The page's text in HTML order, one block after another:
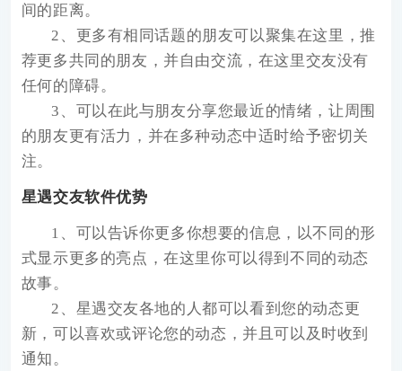
间的距离。
2、更多有相同话题的朋友可以聚集在这里，推
荐更多共同的朋友，并自由交流，在这里交友没有
任何的障碍。
3、可以在此与朋友分享您最近的情绪，让周围
的朋友更有活力，并在多种动态中适时给予密切关
注。
星遇交友软件优势
1、可以告诉你更多你想要的信息，以不同的形
式显示更多的亮点，在这里你可以得到不同的动态
故事。
2、星遇交友各地的人都可以看到您的动态更
新，可以喜欢或评论您的动态，并且可以及时收到
通知。